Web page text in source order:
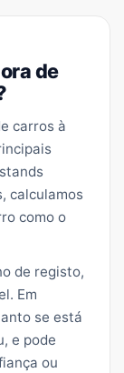
de
carros à
calculamos
como o
de registo,
Em
se está
e pode
ou